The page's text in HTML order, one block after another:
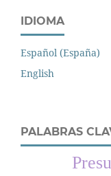
IDIOMA
Español (España)
English
PALABRAS